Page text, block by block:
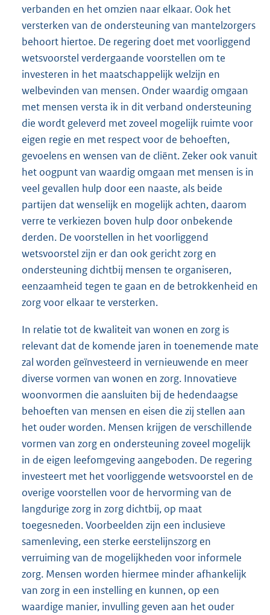
verbanden en het omzien naar elkaar. Ook het
versterken van de ondersteuning van mantelzorgers
behoort hiertoe. De regering doet met voorliggend
wetsvoorstel verdergaande voorstellen om te
investeren in het maatschappelijk welzijn en
welbevinden van mensen. Onder waardig omgaan
met mensen versta ik in dit verband ondersteuning
die wordt geleverd met zoveel mogelijk ruimte voor
eigen regie en met respect voor de behoeften,
gevoelens en wensen van de cliënt. Zeker ook vanuit
het oogpunt van waardig omgaan met mensen is in
veel gevallen hulp door een naaste, als beide
partijen dat wenselijk en mogelijk achten, daarom
verre te verkiezen boven hulp door onbekende
derden. De voorstellen in het voorliggend
wetsvoorstel zijn er dan ook gericht zorg en
ondersteuning dichtbij mensen te organiseren,
eenzaamheid tegen te gaan en de betrokkenheid en
zorg voor elkaar te versterken.
In relatie tot de kwaliteit van wonen en zorg is
relevant dat de komende jaren in toenemende mate
zal worden geïnvesteerd in vernieuwende en meer
diverse vormen van wonen en zorg. Innovatieve
woonvormen die aansluiten bij de hedendaagse
behoeften van mensen en eisen die zij stellen aan
het ouder worden. Mensen krijgen de verschillende
vormen van zorg en ondersteuning zoveel mogelijk
in de eigen leefomgeving aangeboden. De regering
investeert met het voorliggende wetsvoorstel en de
overige voorstellen voor de hervorming van de
langdurige zorg in zorg dichtbij, op maat
toegesneden. Voorbeelden zijn een inclusieve
samenleving, een sterke eerstelijnszorg en
verruiming van de mogelijkheden voor informele
zorg. Mensen worden hiermee minder afhankelijk
van zorg in een instelling en kunnen, op een
waardige manier, invulling geven aan het ouder